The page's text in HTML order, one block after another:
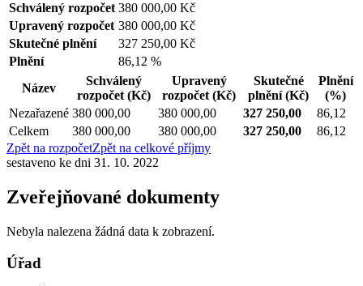
Schválený rozpočet 380 000,00 Kč
Upravený rozpočet 380 000,00 Kč
Skutečné plnění
327 250,00 Kč
Plnění
86,12 %
Název
Schválený
rozpočet (Kč)
Upravený
rozpočet (Kč)
Skutečné
plnění(Kč)
Plnění
(%)
Nezařazené 380 000,00 380 000,00 327 250,00
86,12
Celkem
380 000,00 380 000,00 327 250,00
86,12
Zpět na rozpočetZpět na celkové příjmy
sestaveno ke dni 31. 10. 2022
Zveřejňované dokumenty
Nebyla nalezena žádná data k zobrazení.
Úřad